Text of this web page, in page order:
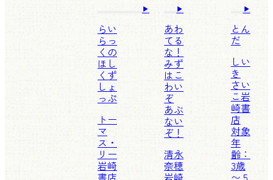
らい
らっ
くの
ほし
くず
しょ
っぷ
トー
マ
ス・
リー
岩崎
あわ
てる
な！
みず
はこ
わい
ぞ
あぶ
ない
ぞ！
清永
奈穂
とん
だ
しい
き
さい
こ岩
崎書
店
対象
年
齢：
3歳